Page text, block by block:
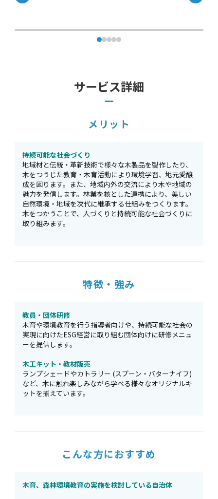
サービス詳細
メリット
持続可能な社会づくり
地域材と伝統・⾰新技術で様々な⽊製品を製作したり、
⽊をつうじた教育・⽊育活動により環境学習、地元愛醸
成を図ります。また、地域内外の交流により⽊や地域の
魅⼒を発信します。林業を核とした連携により、美しい
⾃然環境・地域を次代に継承する仕組みをつくります。
木をつかうことで、人づくりと持続可能な社会づくりに
取り組みます。
特徴・強み
教員・団体研修
木育や環境教育を行う指導者向けや、持続可能な社会の
実現に向けたESG経営に取り組む団体向けに研修メニュ
ーを提供します。
木工キット・教材販売
ランプシェードやカトラリー (スプーン・バターナイフ)
など、木に触れ楽しみながら学べる様々なオリジナルキ
ットを揃えています。
こんな方におすすめ
木育、森林環境教育の実施を検討している自治体